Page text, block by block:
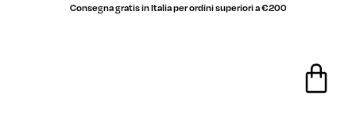
Consegna gratis in Italia per ordini superiori a €200